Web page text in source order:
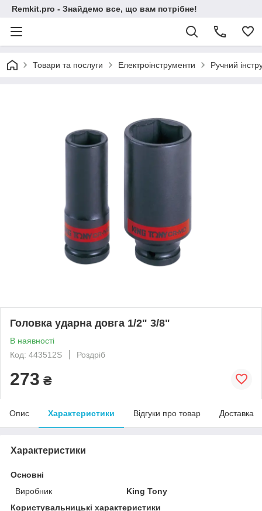
Remkit.pro - Знайдемо все, що вам потрібне!
Товари та послуги Електроінструменти Ручний
Головка ударна довга 1/2" 3/8"
В наявності
Код: 443512S
Роздріб
273 ₴
Опис Характеристики Відгуки про товар Доставка
Характеристики
Основні
Виробник
King Tony
Користувальницькі характеристики